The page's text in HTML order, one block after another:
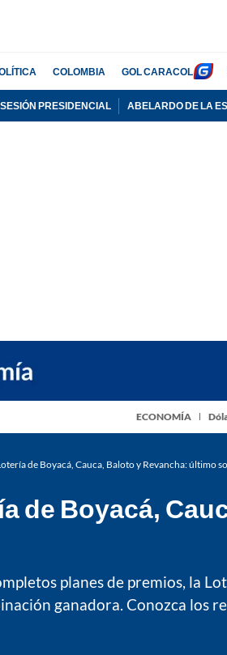
COLOMBIA GOL CARACOL
PRESIDENCIAL ABELARDO DE LA
ECONOMÍA
de Boyacá, Cauca, Baloto y Revancha: último
de Boyacá,
planes de premios, la
ganadora. Conozca los